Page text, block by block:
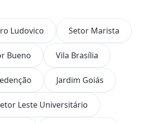
Ludovico Setor Marista
Bueno Vila Brasília
Jardim Goiás
Leste Universitário